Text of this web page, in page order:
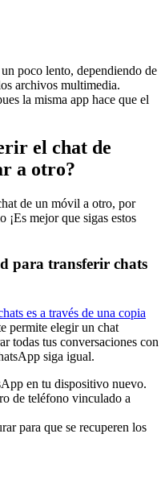
poco lento, dependiendo de
archivos multimedia.
la misma app hace que el
el chat de
a otro?
de un móvil a otro, por
¡Es mejor que sigas estos
para transferir chats
es a través de una copia
permite elegir un chat
todas tus conversaciones con
siga igual.
en tu dispositivo nuevo.
de teléfono vinculado a
para que se recuperen los